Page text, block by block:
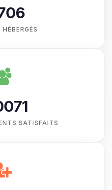
HÉBERGÉS
SATISFAITS